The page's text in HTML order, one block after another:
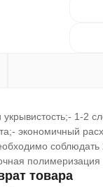
1-2
экономичный
полимеризация
товара